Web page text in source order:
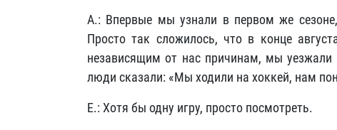
А.: Впервые мы узнали в первом же
Просто так сложилось, что в конце
независящим от нас причинам, мы
люди сказали: «Мы ходили на хоккей, нам
Е.: Хотя бы одну игру, просто посмотреть.